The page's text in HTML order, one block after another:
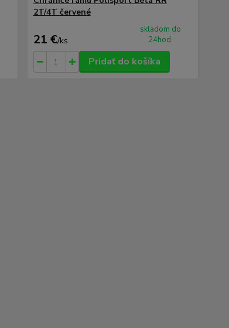
2T/4T červené
21 €/ks
skladom do
24hod.
Pridať do košíka